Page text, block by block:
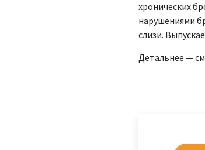
хронических
нарушениями
слизи.
Детальнее —